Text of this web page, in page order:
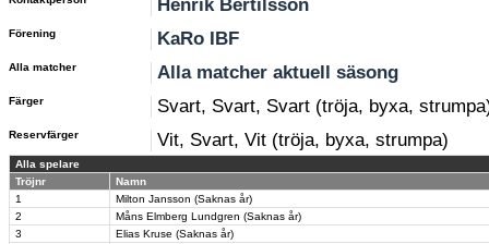
Henrik Bertilsson
Förening KaRo IBF
Alla matcher Alla matcher aktuell säsong
Färger Svart, Svart, Svart (tröja, byxa,
Reservfärger Vit, Svart, Vit (tröja, byxa, strumpa)
Alla spelare
Tröjnr
Namn
1
Milton Jansson (Saknas år)
2
Måns Elmberg Lundgren (Saknas år)
3
Elias Kruse (Saknas år)